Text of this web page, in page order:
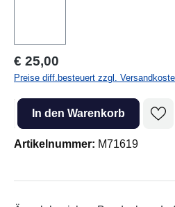
Regulärer Preis:
€ 25,00
Preise diff.besteuert zzgl.
Produkt Anzahl: Gib den
In den Warenkorb
Artikelnummer: M71619